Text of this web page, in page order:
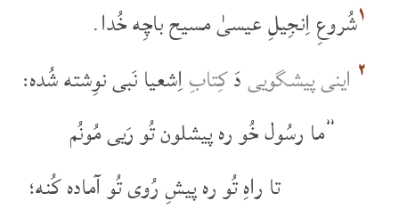
۱شُروعِ اِنجِیلِ عیسیٰ مسیح باچِه خُدا.
۲ اینی پیشگوییدَکِتابِاِشعیا نَبی نوِشته شُده:
”ما رسُول خُو ره پیشلون تُو رَیی مُونُم
تا راهِ تُو ره پیشِ رُوی تُو آماده کُنه؛